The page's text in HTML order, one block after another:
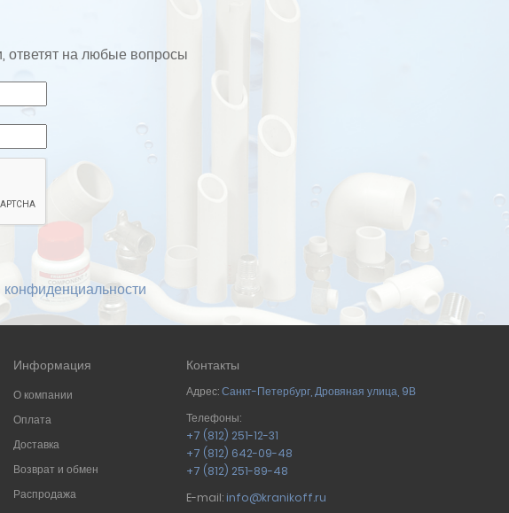
на любые вопросы
конфиденциальности
Информация
О компании
Оплата
Доставка
Возврат и обмен
Распродажа
Контакты
Адрес:Санкт-Петербург, Дровяная улица, 9В
Телефоны:
+7 (812) 251-12-31
+7 (812) 642-09-48
+7 (812) 251-89-48
E-mail: info@kranikoff.ru